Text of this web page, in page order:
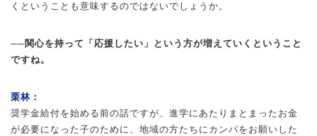
くということも意味するのではないでしょうか。
──関心を持って「応援したい」という方が増えていくということ
ですね。
栗林：
奨学金給付を始める前の話ですが、進学にあたりまとまったお金
が必要になった子のために、地域の方たちにカンパをお願いした